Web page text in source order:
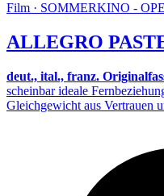
Film · SOMMERKINO -
ALLEGRO
deut., ital., franz.
scheinbar ideale
Gleichgewicht aus Vertrauen